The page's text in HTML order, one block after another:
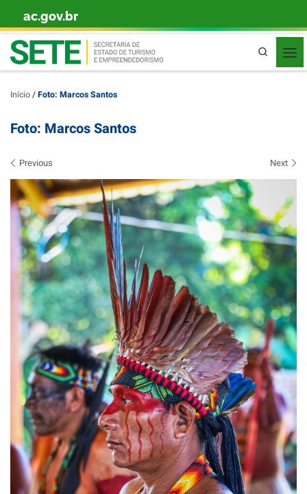
Skip to content
ac.gov.br
Pesquisa
Início/Foto: Marcos Santos
Foto: Marcos Santos
Images navigation
Previous Next